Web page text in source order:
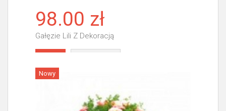
98.00 zł
Gałęzie Lili Z Dekoracją
Nowy